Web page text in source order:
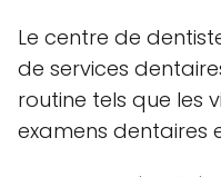
Le centre de
de services
routine tels que les
examens dentaires